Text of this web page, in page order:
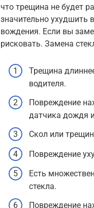
что трещина не будет
значительно ухудшить
вождения. Если вы
рисковать. Замена
Трещина
водителя.
Повреждение
датчика дождя
Скол или
Повреждение
Есть
стекла.
Повреждение